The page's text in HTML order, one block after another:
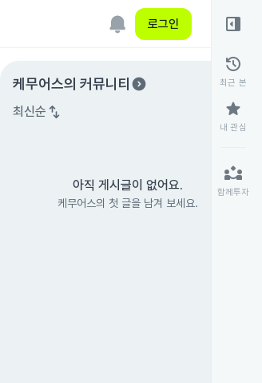
로그인
케무어스의 커뮤니티 expand_circle_right
최신순 swap_vert
아직 게시글이 없어요.
케무어스의 첫 글을 남겨 보세요.
right_panel_open
history
최근 본
star
내 관심
partner_exchange
함께투자